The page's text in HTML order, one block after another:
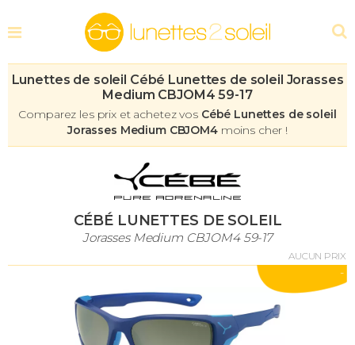
Lunettes de soleil Cébé Lunettes de soleil Jorasses
Medium CBJOM4 59-17
Comparez les prix et achetez vos Cébé Lunettes de soleil
Jorasses Medium CBJOM4moins cher !
CÉBÉ LUNETTES DE SOLEIL
Jorasses Medium CBJOM4 59-17
AUCUN PRIX
-